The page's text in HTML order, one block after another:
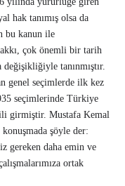
hak tanımış olsa da
bu kanun ile
çok önemli bir tarih
tanınmıştır.
genel seçimlerde ilk kez
seçimlerinde Türkiye
girmiştir. Mustafa Kemal
konuşmada şöyle der:
gereken daha emin ve
ortak